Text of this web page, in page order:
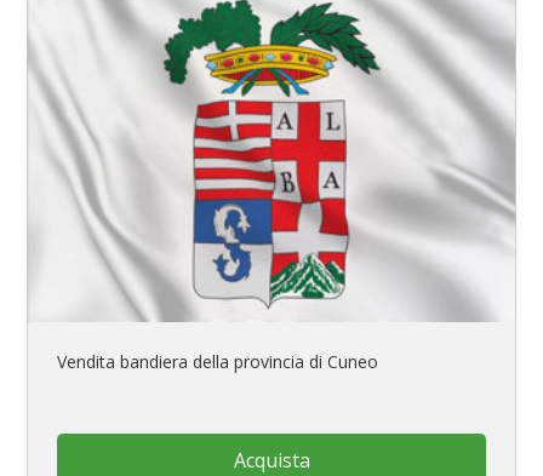
Vendita bandiera della provincia di Cuneo
Acquista